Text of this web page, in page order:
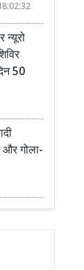
न्यूरो
50
और गोला-